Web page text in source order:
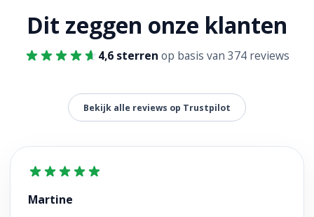
Dit zeggen onze klanten
4,6 sterren op basis van 374 reviews
Bekijk alle reviews op Trustpilot
Martine